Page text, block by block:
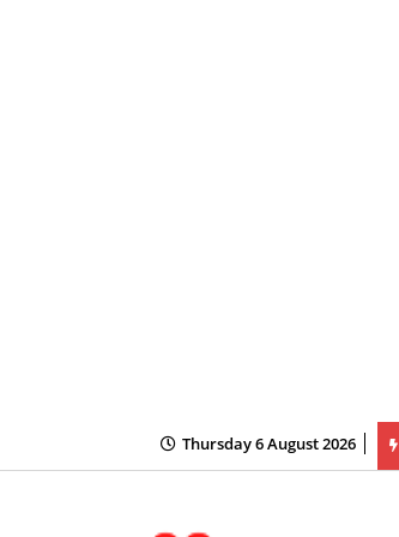
Thursday 6 August 2026